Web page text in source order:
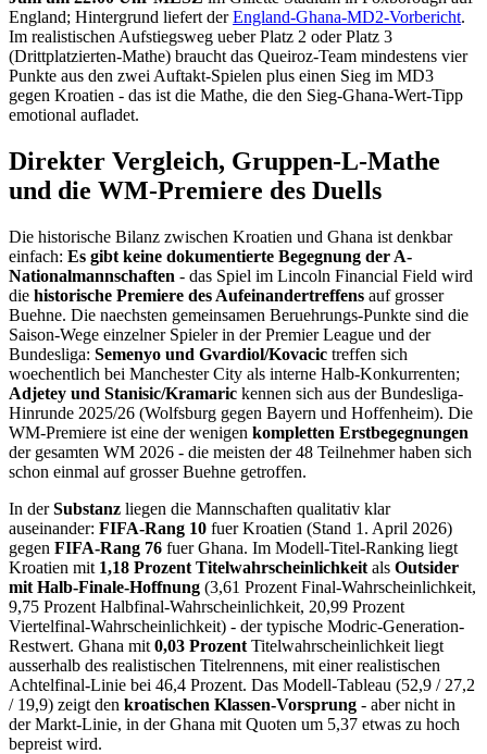
England; Hintergrund liefert derEngland-Ghana-MD2-Vorbericht.
Im realistischen Aufstiegsweg ueber Platz 2 oder Platz 3
(Drittplatzierten-Mathe) braucht das Queiroz-Team mindestens vier
Punkte aus den zwei Auftakt-Spielen plus einen Sieg im MD3
gegen Kroatien - das ist die Mathe, die den Sieg-Ghana-Wert-Tipp
emotional aufladet.
Direkter Vergleich, Gruppen-L-Mathe
und die WM-Premiere des Duells
Die historische Bilanz zwischen Kroatien und Ghana ist denkbar
einfach: Es gibt keine dokumentierte Begegnung der A-
Nationalmannschaften - das Spiel im Lincoln Financial Field wird
die historische Premiere des Aufeinandertreffens auf grosser
Buehne. Die naechsten gemeinsamen Beruehrungs-Punkte sind die
Saison-Wege einzelner Spieler in der Premier League und der
Bundesliga: Semenyo und Gvardiol/Kovacic treffen sich
woechentlich bei Manchester City als interne Halb-Konkurrenten;
Adjetey und Stanisic/Kramaric kennen sich aus der Bundesliga-
Hinrunde 2025/26 (Wolfsburg gegen Bayern und Hoffenheim). Die
WM-Premiere ist eine der wenigen kompletten Erstbegegnungen
der gesamten WM 2026 - die meisten der 48 Teilnehmer haben sich
schon einmal auf grosser Buehne getroffen.
In derSubstanz liegen die Mannschaften qualitativ klar
auseinander: FIFA-Rang 10 fuer Kroatien (Stand 1. April 2026)
gegen FIFA-Rang 76 fuer Ghana. Im Modell-Titel-Ranking liegt
Kroatien mit 1,18 Prozent Titelwahrscheinlichkeit als Outsider
mit Halb-Finale-Hoffnung (3,61 Prozent Final-Wahrscheinlichkeit,
9,75 Prozent Halbfinal-Wahrscheinlichkeit, 20,99 Prozent
Viertelfinal-Wahrscheinlichkeit) - der typische Modric-Generation-
Restwert. Ghana mit 0,03 Prozent Titelwahrscheinlichkeit liegt
ausserhalb des realistischen Titelrennens, mit einer realistischen
Achtelfinal-Linie bei 46,4 Prozent. Das Modell-Tableau (52,9 / 27,2
/ 19,9) zeigt den kroatischen Klassen-Vorsprung - aber nicht in
der Markt-Linie, in der Ghana mit Quoten um 5,37 etwas zu hoch
bepreist wird.